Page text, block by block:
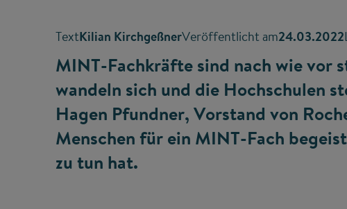
TextKilian KirchgeßnerVeröffentlicht am24.03.2022
MINT-Fachkräfte sind nach wie vor
wandeln sich und die Hochschulen
Hagen Pfundner, Vorstand von
Menschen für ein MINT-Fach
zu tun hat.